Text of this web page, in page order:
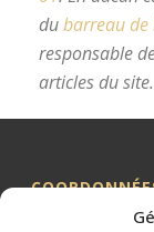
dubarreau
responsable
articles du site.
Me